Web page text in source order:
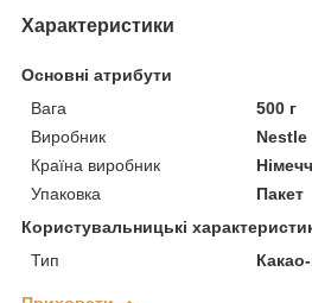
Характеристики
Основні атрибути
Вага
500 г
Виробник
Nestle
Країна виробник
Упаковка
Пакет
Користувальницькі
Тип
Какао-